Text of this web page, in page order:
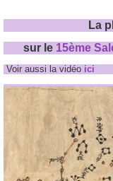
La
sur le 15ème
Voir aussi la vidéo ici